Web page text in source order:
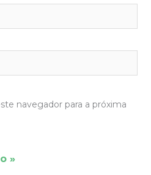
navegador para a próxima